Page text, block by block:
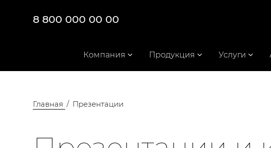
8 800 000 00 00
Компания Продукция Услуги
Главная Презентации